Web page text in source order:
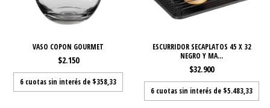
VASO COPON GOURMET
$2.150
6 cuotas sin interés de $358,33
ESCURRIDOR SECAPLATOS 45 X 32
NEGRO Y MA...
$32.900
6 cuotas sin interés de $5.483,33